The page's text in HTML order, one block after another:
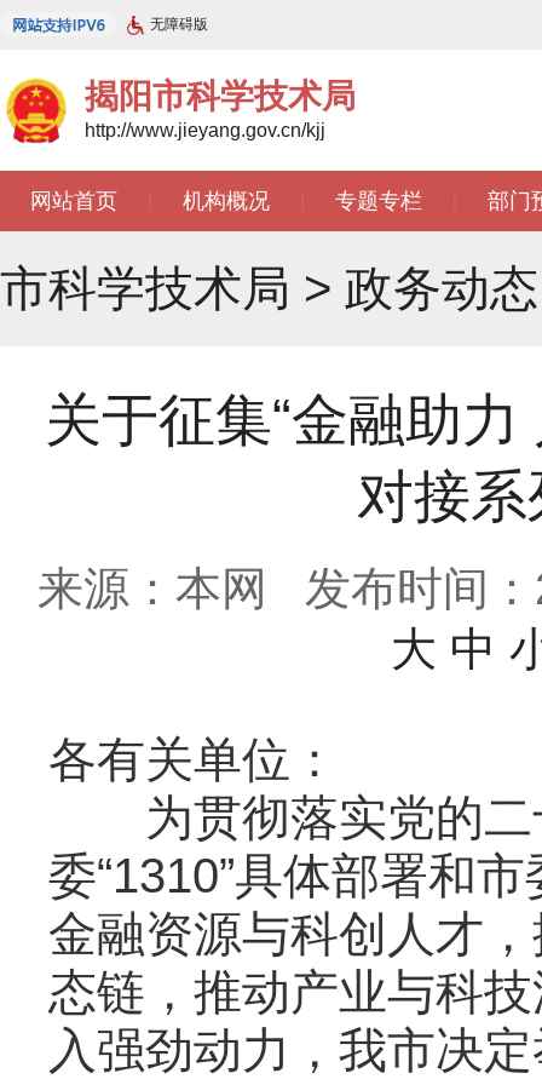
无障碍版
揭阳市科学技术局
http://www.jieyang.gov.cn/kjj
网站首页 机构概况 专题专栏 部门
市科学技术局 > 政务动态
关于征集“金融助
对接
来源：本网
发布时间
大 中
各有关单位：
为贯彻落实党的二
委“1310”具体部署和
金融资源与科创人才
态链，推动产业与科
入强劲动力，我市决